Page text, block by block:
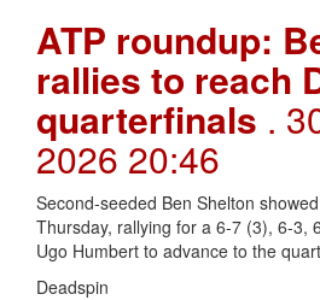
ATP roundup:
rallies to reach
quarterfinals .
2026 20:46
Second-seeded Ben Shelton
Thursday, rallying for a 6-7 (3), 6-3,
Ugo Humbert to advance to the
Deadspin